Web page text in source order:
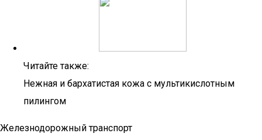
Читайте также:
Нежная и бархатистая кожа с мультикислотным
пилингом
Железнодорожный транспорт